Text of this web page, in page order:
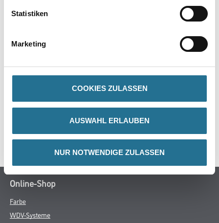
Statistiken
Marketing
COOKIES ZULASSEN
AUSWAHL ERLAUBEN
NUR NOTWENDIGE ZULASSEN
ZUSATZINFOS
GEFAHRENHINWEISE
SPEZIFIKATIONEN
Online-Shop
Farbe
WDV-Systeme